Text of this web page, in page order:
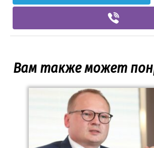
Вам также может